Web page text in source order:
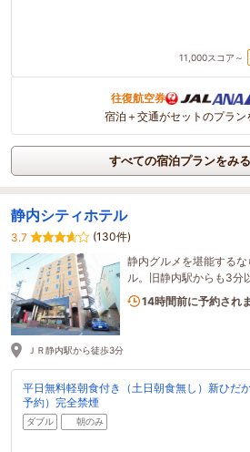
11,000スコア～
往復航空券
宿泊＋交通がセットのプラン
すべての宿泊プランをみる
静内シティホテル
3.7
(130件)
静内グルメを堪能する
ル。旧静内駅からも3分
1名がこの宿を見てい
ＪＲ静内駅から徒歩3分
平日無料軽朝食付き（土日朝食無し）新ひだ
予約）完全禁煙
ダブル 朝のみ